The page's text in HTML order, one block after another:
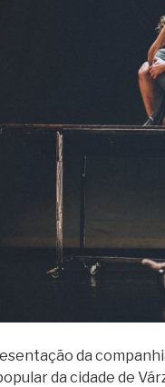
da
da cidade de